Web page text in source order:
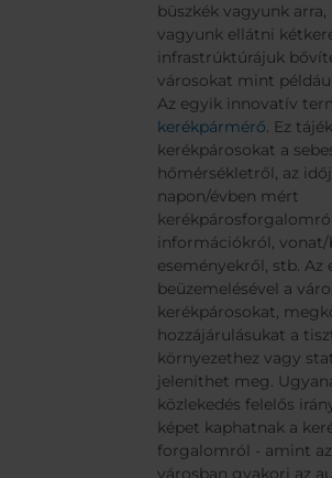
büszkék vagyunk
vagyunk ellátni
infrastrúktúrájuk
városokat mint
Az egyik innovatív
kerékpármérő. Ez
kerékpárosokat a
hőmérsékletről, az
napon/évben mért
információkról, vonat/
eseményekről, stb. Az
beüzemelésével a
kerékpárosokat,
hozzájárulásukat a
környezethez vagy
jeleníthet meg.
közlekedés felelős
képet kaphatnak a
forgalomról - amint
városban gyakori az